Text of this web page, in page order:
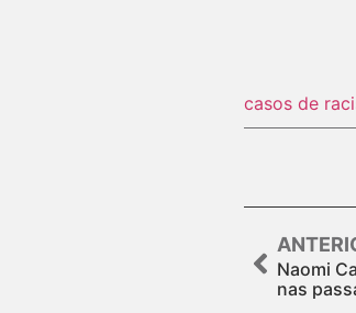
casos de
Naomi
nas